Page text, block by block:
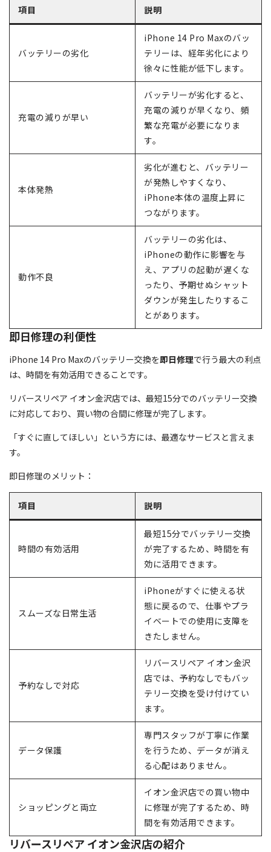
項目 説明
バッテリーの劣化
iPhone 14 Pro Maxのバッ
テリーは、経年劣化により
徐々に性能が低下します。
充電の減りが早い
バッテリーが劣化すると、
充電の減りが早くなり、頻
繁な充電が必要になりま
す。
本体発熱
劣化が進むと、バッテリー
が発熱しやすくなり、
iPhone本体の温度上昇に
つながります。
動作不良
バッテリーの劣化は、
iPhoneの動作に影響を与
え、アプリの起動が遅くな
ったり、予期せぬシャット
ダウンが発生したりするこ
とがあります。
即日修理の利便性
iPhone 14 Pro Maxのバッテリー交換を即日修理で行う最大の利点
は、時間を有効活用できることです。
リバースリペア イオン金沢店では、最短15分でのバッテリー交換
に対応しており、買い物の合間に修理が完了します。
「すぐに直してほしい」という方には、最適なサービスと言えま
す。
即日修理のメリット：
項目 説明
時間の有効活用
最短15分でバッテリー交換
が完了するため、時間を有
効に活用できます。
スムーズな日常生活
iPhoneがすぐに使える状
態に戻るので、仕事やプラ
イベートでの使用に支障を
きたしません。
予約なしで対応
リバースリペア イオン金沢
店では、予約なしでもバッ
テリー交換を受け付けてい
ます。
データ保護
専門スタッフが丁寧に作業
を行うため、データが消え
る心配はありません。
ショッピングと両立
イオン金沢店での買い物中
に修理が完了するため、時
間を有効活用できます。
リバースリペア イオン金沢店の紹介